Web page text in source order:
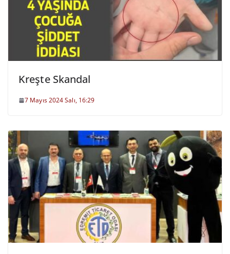
Kreşte Skandal
7 Mayıs 2024 Salı, 16:29